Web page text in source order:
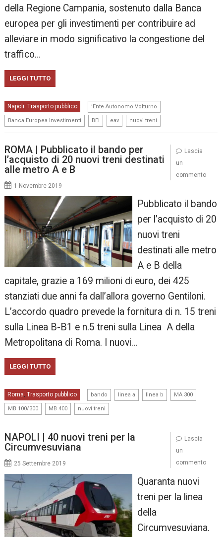
della Regione Campania, sostenuto dalla Banca
europea per gli investimenti per contribuire ad
alleviare in modo significativo la congestione del
traffico…
LEGGI TUTTO
Napoli, Trasporto pubblico ’Ente Autonomo Volturno
Banca Europea Investimenti BEI eav nuovi treni
ROMA | Pubblicato il bando per
l’acquisto di 20 nuovi treni destinati
alle metro A e B
1 Novembre 2019
Pubblicato il bando
per l’acquisto di 20
nuovi treni
destinati alle metro
A e B della
capitale, grazie a 169 milioni di euro, dei 425
stanziati due anni fa dall’allora governo Gentiloni.
L’accordo quadro prevede la fornitura di n. 15 treni
sulla Linea B-B1 e n.5 treni sulla Linea A della
Metropolitana di Roma. I nuovi…
LEGGI TUTTO
Roma,Trasporto pubblico bando linea a linea b MA 300
MB 100/300 MB 400 nuovi treni
Lascia
un
commento
NAPOLI | 40 nuovi treni per la
Circumvesuviana
25 Settembre 2019
Quaranta nuovi
treni per la linea
della
Circumvesuviana.
Lascia
un
commento